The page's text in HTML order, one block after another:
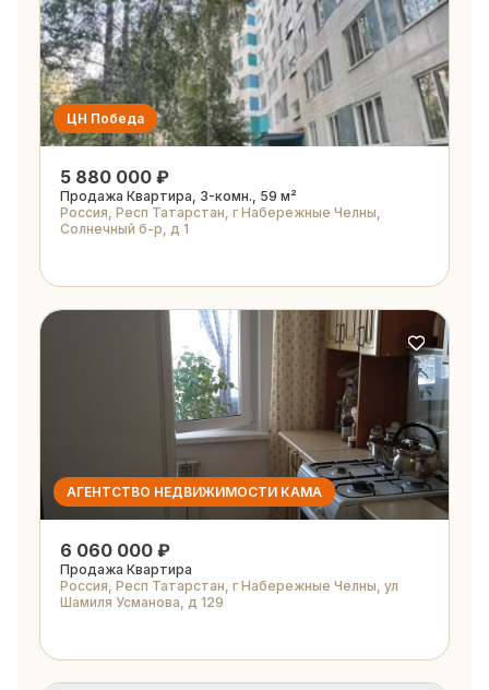
ЦН Победа
5 880 000 ₽
Продажа Квартира, 3-комн., 59 м²
Россия, Респ Татарстан, г Набережные Челны,
Солнечный б-р, д 1
АГЕНТСТВО НЕДВИЖИМОСТИ КАМА
6 060 000 ₽
Продажа Квартира
Россия, Респ Татарстан, г Набережные Челны, ул
Шамиля Усманова, д 129